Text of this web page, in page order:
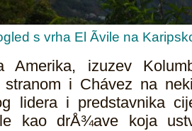
s vrha El Ãvile na
Amerika, izuzev
stranom i Chávez na
lidera i predstavnika
kao drÅ¾ave koja